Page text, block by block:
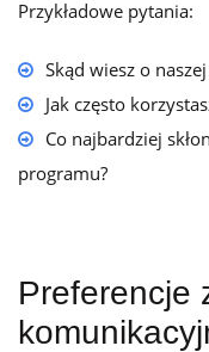
Przykładowe pytania:
Skąd wiesz o
Jak często
Co najbardziej
programu?
Preferencje